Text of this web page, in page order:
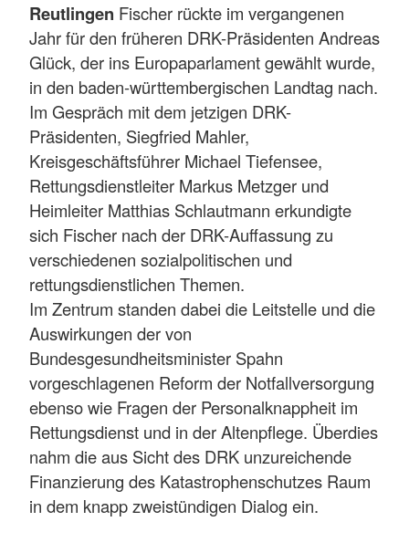
Reutlingen Fischer rückte im vergangenen
Jahr für den früheren DRK-Präsidenten Andreas
Glück, der ins Europaparlament gewählt wurde,
in den baden-württembergischen Landtag nach.
Im Gespräch mit dem jetzigen DRK-
Präsidenten, Siegfried Mahler,
Kreisgeschäftsführer Michael Tiefensee,
Rettungsdienstleiter Markus Metzger und
Heimleiter Matthias Schlautmann erkundigte
sich Fischer nach der DRK-Auffassung zu
verschiedenen sozialpolitischen und
rettungsdienstlichen Themen.
Im Zentrum standen dabei die Leitstelle und die
Auswirkungen der von
Bundesgesundheitsminister Spahn
vorgeschlagenen Reform der Notfallversorgung
ebenso wie Fragen der Personalknappheit im
Rettungsdienst und in der Altenpflege. Überdies
nahm die aus Sicht des DRK unzureichende
Finanzierung des Katastrophenschutzes Raum
in dem knapp zweistündigen Dialog ein.